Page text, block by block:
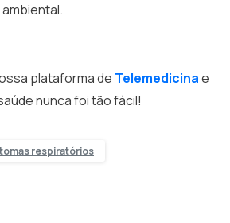
plataforma de Telemedicinae
nunca foi tão fácil!
respiratórios